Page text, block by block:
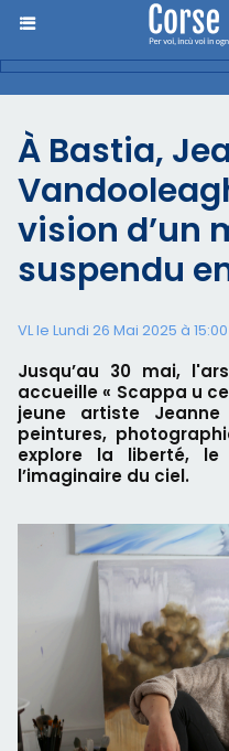
À Bastia,
vision d’un
suspendu
VL le Lundi 26 Mai 2025 à 15:00
Jusqu’au 30 mai,
accueille « Scappa u
jeune artiste
peintures,
explore la liberté,
l’imaginaire du ciel.